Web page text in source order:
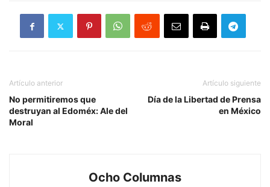
Artículo anterior
No permitiremos que
destruyan al Edoméx: Ale del
Moral
Artículo siguiente
Día de la Libertad de Prensa
en México
Ocho Columnas